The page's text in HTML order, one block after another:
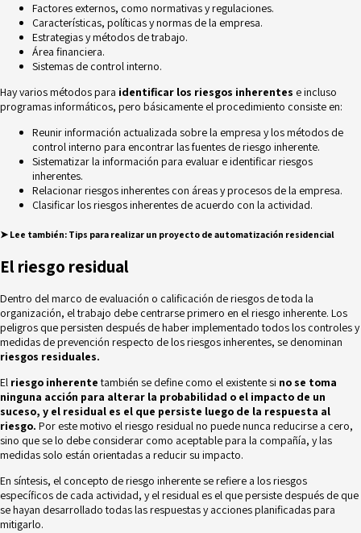
Factores externos, como normativas y regulaciones.
Características, políticas y normas de la empresa.
Estrategias y métodos de trabajo.
Área financiera.
Sistemas de control interno.
Hay varios métodos para identificar los riesgos inherentes e incluso
programas informáticos, pero básicamente el procedimiento consiste en:
Reunir información actualizada sobre la empresa y los métodos de
control interno para encontrar las fuentes de riesgo inherente.
Sistematizar la información para evaluar e identificar riesgos
inherentes.
Relacionar riesgos inherentes con áreas y procesos de la empresa.
Clasificar los riesgos inherentes de acuerdo con la actividad.
➤ Lee también: Tips para realizar un proyecto de automatización residencial
El riesgo residual
Dentro del marco de evaluación o calificación de riesgos de toda la
organización, el trabajo debe centrarse primero en el riesgo inherente. Los
peligros que persisten después de haber implementado todos los controles y
medidas de prevención respecto de los riesgos inherentes, se denominan
riesgos residuales.
El riesgo inherentetambién se define como el existente si no se toma
ninguna acción para alterar la probabilidad o el impacto de un
suceso, y el residual es el que persiste luego de la respuesta al
riesgo. Por este motivo el riesgo residual no puede nunca reducirse a cero,
sino que se lo debe considerar como aceptable para la compañía, y las
medidas solo están orientadas a reducir su impacto.
En síntesis, el concepto de riesgo inherente se refiere a los riesgos
específicos de cada actividad, y el residual es el que persiste después de que
se hayan desarrollado todas las respuestas y acciones planificadas para
mitigarlo.